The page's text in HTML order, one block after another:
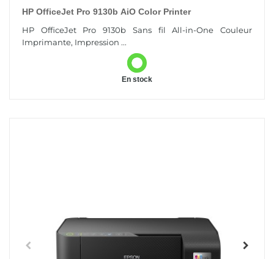
HP OfficeJet Pro 9130b AiO Color Printer
HP OfficeJet Pro 9130b Sans fil All-in-One Couleur
Imprimante, Impression ...
En stock